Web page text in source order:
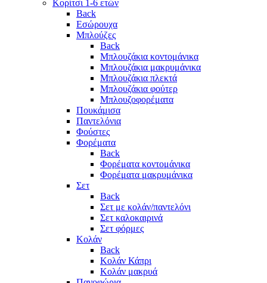
Κορίτσι 1-6 ετών
Back
Εσώρουχα
Μπλούζες
Back
Μπλουζάκια κοντομάνικα
Μπλουζάκια μακρυμάνικα
Μπλουζάκια πλεκτά
Μπλουζάκια φούτερ
Μπλουζοφορέματα
Πουκάμισα
Παντελόνια
Φούστες
Φορέματα
Back
Φορέματα κοντομάνικα
Φορέματα μακρυμάνικα
Σετ
Back
Σετ με κολάν/παντελόνι
Σετ καλοκαιρινά
Σετ φόρμες
Κολάν
Back
Κολάν Κάπρι
Κολάν μακρυά